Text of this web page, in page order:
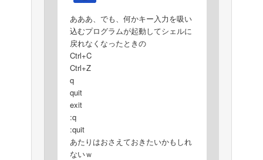
あああ、でも、何かキー入力を吸い
込むプログラムが起動してシェルに
戻れなくなったときの
Ctrl+C
Ctrl+Z
q
quit
exit
:q
:quit
あたりはおさえておきたいかもしれ
ないｗ